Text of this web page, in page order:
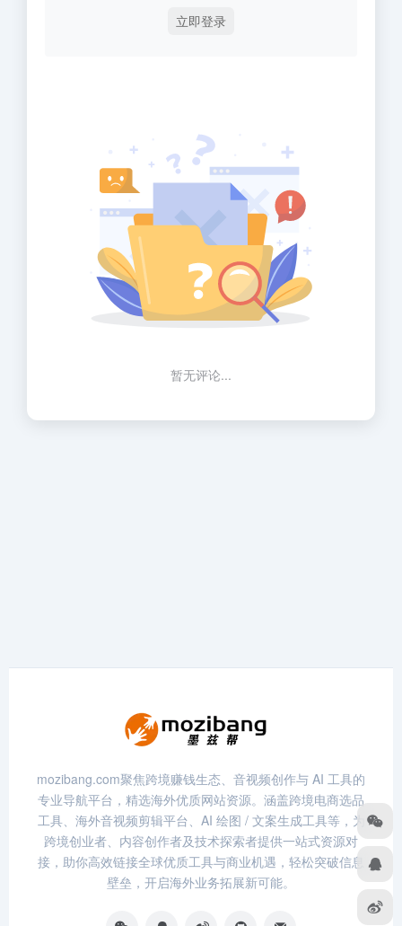
立即登录
暂无评论...
mozibang.com聚焦跨境赚钱生态、音视频创作与 AI 工具的
专业导航平台，精选海外优质网站资源。涵盖跨境电商选品
工具、海外音视频剪辑平台、AI 绘图 / 文案生成工具等，为
跨境创业者、内容创作者及技术探索者提供一站式资源对
接，助你高效链接全球优质工具与商业机遇，轻松突破信息
壁垒，开启海外业务拓展新可能。